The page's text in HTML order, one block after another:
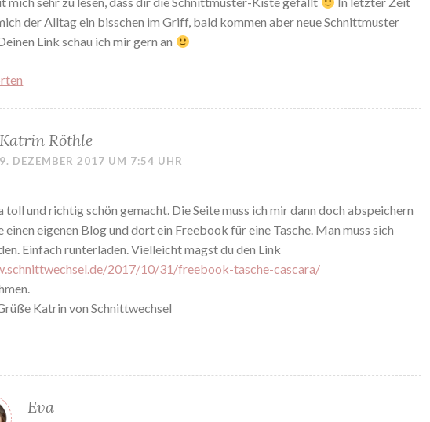
der Alltag ein bisschen im Griff, bald kommen aber neue Schnittmuster
Link schau ich mir gern an
Katrin Röthle
9. DEZEMBER 2017 UM 7:54 UHR
toll und richtig schön gemacht. Die Seite muss ich mir dann doch abspeichern
einen eigenen Blog und dort ein Freebook für eine Tasche. Man muss sich
Einfach runterladen. Vielleicht magst du den Link
2017/10/31/freebook-tasche-cascara/
Katrin von Schnittwechsel
Eva